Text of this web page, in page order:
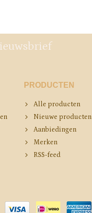
PRODUCTEN
Alle producten
Nieuwe producten
Aanbiedingen
Merken
RSS-feed